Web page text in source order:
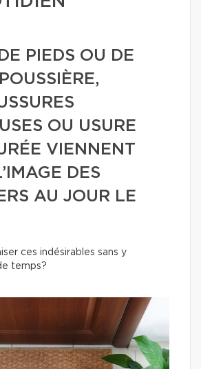
PIEDS OU DE
OU USURE
VIENNENT
DES
AU JOUR LE
ces indésirables sans y
temps?